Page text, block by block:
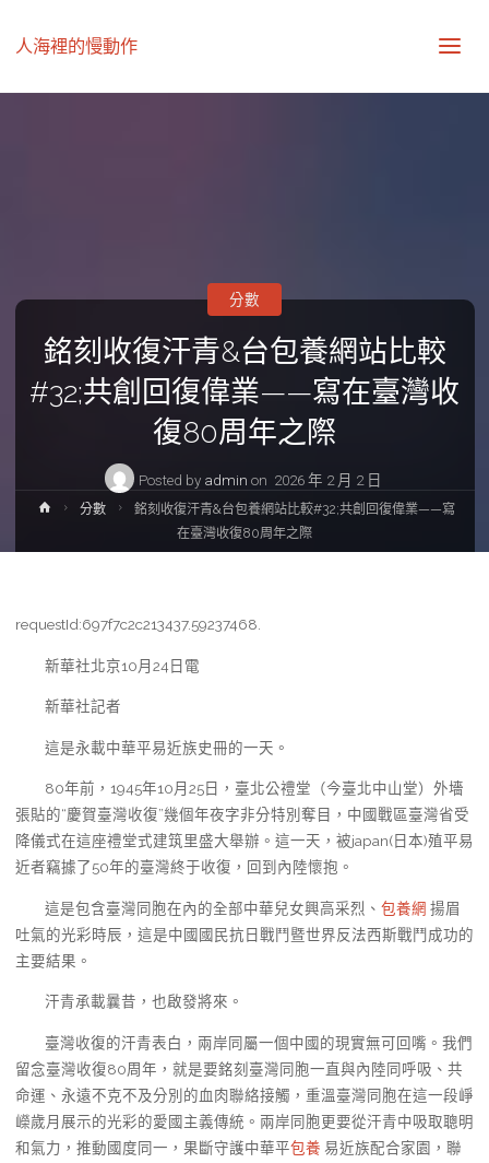
人海裡的慢動作
銘刻收復汗青&台包養網站比較
#32;共創回復偉業——寫在臺灣收
復80周年之際
Posted by admin on 2026 年 2 月 2 日
分數
Home分數
銘刻收復汗青&台包養網站比較#32;共創回復偉業——寫
在臺灣收復80周年之際
requestId:697f7c2c213437.59237468.
新華社北京10月24日電
新華社記者
這是永載中華平易近族史冊的一天。
80年前，1945年10月25日，臺北公禮堂（今臺北中山堂）外墻
張貼的“慶賀臺灣收復”幾個年夜字非分特別奪目，中國戰區臺灣省受
降儀式在這座禮堂式建筑里盛大舉辦。這一天，被japan(日本)殖平易
近者竊據了50年的臺灣終于收復，回到內陸懷抱。
這是包含臺灣同胞在內的全部中華兒女興高采烈、 包養網 揚眉
吐氣的光彩時辰，這是中國國民抗日戰鬥暨世界反法西斯戰鬥成功的
主要結果。
汗青承載曩昔，也啟發將來。
臺灣收復的汗青表白，兩岸同屬一個中國的現實無可回嘴。我們
留念臺灣收復80周年，就是要銘刻臺灣同胞一直與內陸同呼吸、共
命運、永遠不克不及分別的血肉聯絡接觸，重溫臺灣同胞在這一段崢
嶸歲月展示的光彩的愛國主義傳統。兩岸同胞更要從汗青中吸取聰明
和氣力，推動國度同一，果斷守護中華平包養 易近族配合家園，聯